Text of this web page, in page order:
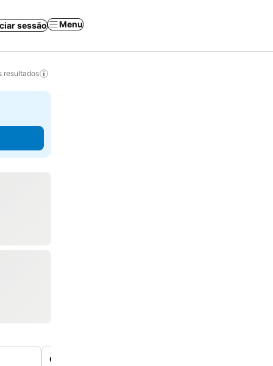
sessão Menu
resultados
Conceito de santuário urbano pragmático